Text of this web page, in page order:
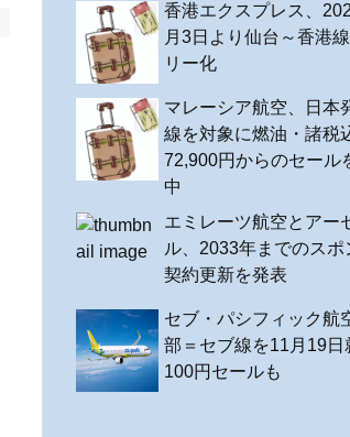
香港エクスプレス、
月3日より仙台～香港
リー化
マレーシア航空、日本
線を対象に燃油・諸税
72,900円からのセール
中
エミレーツ航空とアー
ル、2033年までのスポ
契約更新を発表
セブ・パシフィック航
部＝セブ線を11月19日
100円セールも